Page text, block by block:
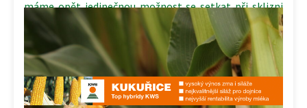
máme opět jedinečnou možnost se setkat při sklizni
zrnových hybridů kukuřice KWS v […]
Kategorie:
Komerční prezentace
Rostlinná výroba